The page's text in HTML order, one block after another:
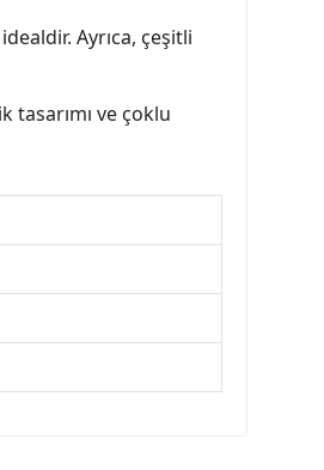
Ayrıca, çeşitli
tasarımı ve çoklu